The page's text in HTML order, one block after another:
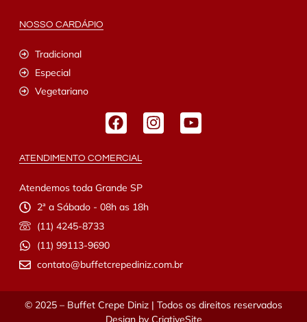
NOSSO CARDÁPIO
Tradicional
Especial
Vegetariano
ATENDIMENTO COMERCIAL
Atendemos toda Grande SP
2ª a Sábado - 08h as 18h
(11) 4245-8733
(11) 99113-9690
contato@buffetcrepediniz.com.br
© 2025 – Buffet Crepe Diniz | Todos os direitos reservados
Design by CriativeSite